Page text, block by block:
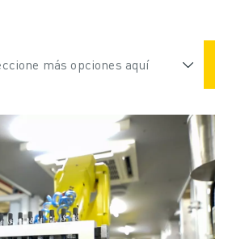
Aplicaciones Industrias
más opciones aquí